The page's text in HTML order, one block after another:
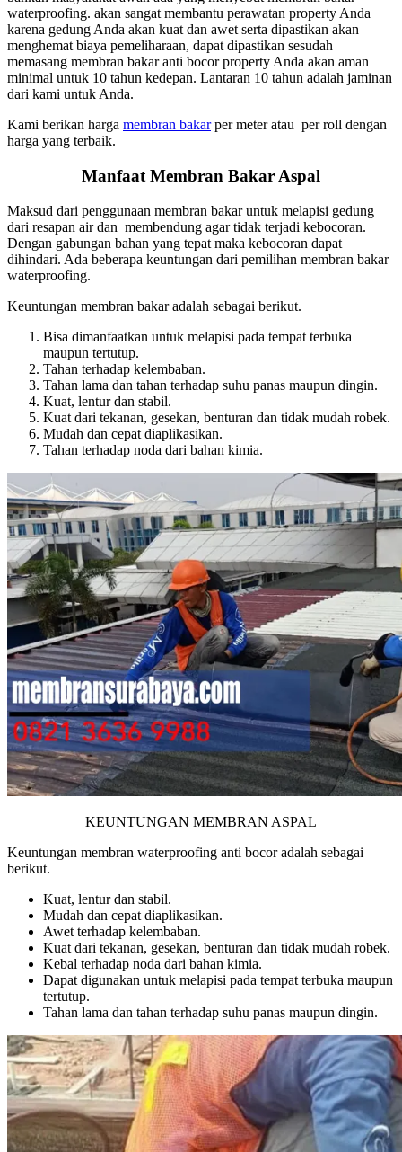
waterproofing. akan sangat membantu perawatan property Anda
karena gedung Anda akan kuat dan awet serta dipastikan akan
menghemat biaya pemeliharaan, dapat dipastikan sesudah
memasang membran bakar anti bocor property Anda akan aman
minimal untuk 10 tahun kedepan. Lantaran 10 tahun adalah jaminan
dari kami untuk Anda.
Kami berikan harga membran bakarper meter atau per roll dengan
harga yang terbaik.
Manfaat Membran Bakar Aspal
Maksud dari penggunaan membran bakar untuk melapisi gedung
dari resapan air dan membendung agar tidak terjadi kebocoran.
Dengan gabungan bahan yang tepat maka kebocoran dapat
dihindari. Ada beberapa keuntungan dari pemilihan membran bakar
waterproofing.
Keuntungan membran bakar adalah sebagai berikut.
Bisa dimanfaatkan untuk melapisi pada tempat terbuka
maupun tertutup.
Tahan terhadap kelembaban.
Tahan lama dan tahan terhadap suhu panas maupun dingin.
Kuat, lentur dan stabil.
Kuat dari tekanan, gesekan, benturan dan tidak mudah robek.
Mudah dan cepat diaplikasikan.
Tahan terhadap noda dari bahan kimia.
KEUNTUNGAN MEMBRAN ASPAL
Keuntungan membran waterproofing anti bocor adalah sebagai
berikut.
Kuat, lentur dan stabil.
Mudah dan cepat diaplikasikan.
Awet terhadap kelembaban.
Kuat dari tekanan, gesekan, benturan dan tidak mudah robek.
Kebal terhadap noda dari bahan kimia.
Dapat digunakan untuk melapisi pada tempat terbuka maupun
tertutup.
Tahan lama dan tahan terhadap suhu panas maupun dingin.